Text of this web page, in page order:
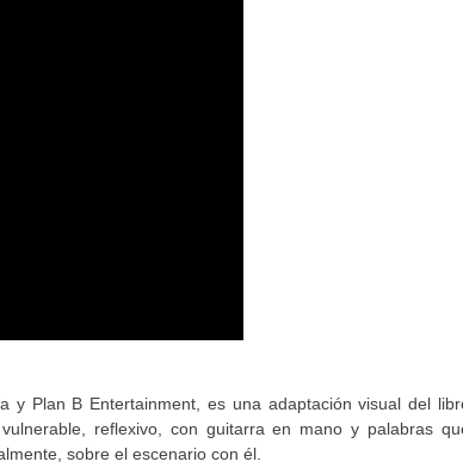
y Plan B Entertainment, es una adaptación visual del
reflexivo, con guitarra en mano y palabras
sobre el escenario con él.